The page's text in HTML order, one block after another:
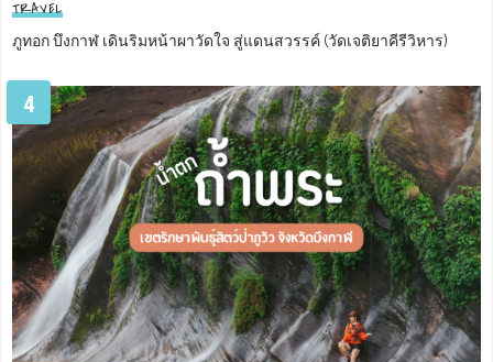
TRAVEL
ภูทอก บึงกาฬ เดินริมหน้าผาวัดใจ สู่แดนสวรรค์ (วัดเจติยาคีรีวิหาร)
4